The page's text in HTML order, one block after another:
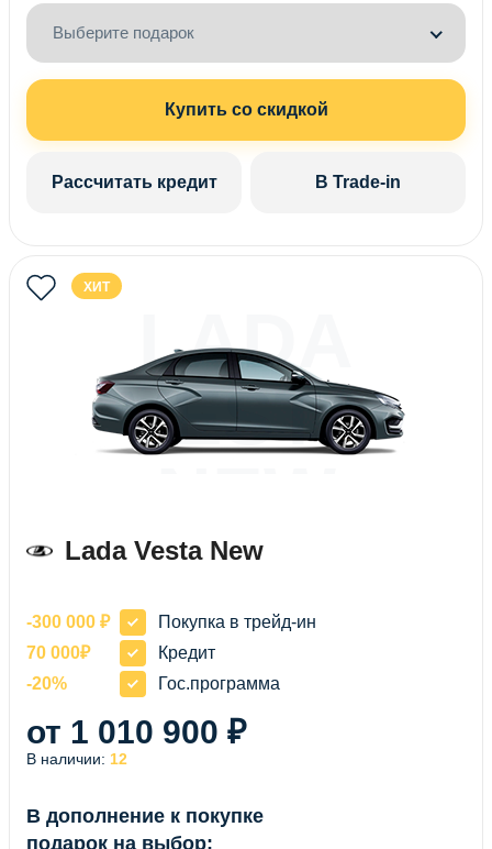
Выберите подарок
Купить со скидкой
Рассчитать кредит В Trade-in
ХИТ
LADA
VESTA
Lada Vesta New
-300 000 ₽
Покупка в трейд-ин
70 000₽
Кредит
-20%
Гос.программа
от 1 010 900 ₽
В наличии: 12
В дополнение к покупке
подарок на выбор: